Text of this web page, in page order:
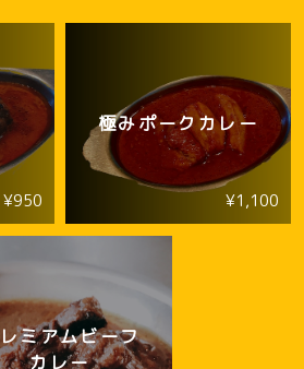
¥950
極みポークカレー
¥1,100
ミアムビーフ
カレー